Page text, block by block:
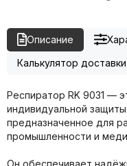
Описание
Калькулятор доставки
Респиратор RK 9031 —
индивидуальной
предназначенное для
промышленности и
Он обеспечивает